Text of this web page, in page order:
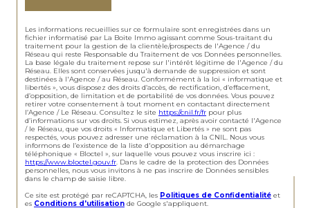
Les informations recueillies sur ce formulaire sont enregistrées dans un
fichier informatisé par La Boite Immo agissant comme Sous-traitant du
traitement pour la gestion de la clientèle/prospects de l'Agence / du
Réseau qui reste Responsable du Traitement de vos Données personnelles.
La base légale du traitement repose sur l'intérêt légitime de l'Agence / du
Réseau. Elles sont conservées jusqu'à demande de suppression et sont
destinées à l'Agence / au Réseau. Conformément à la loi « informatique et
libertés », vous disposez des droits d’accès, de rectification, d’effacement,
d’opposition, de limitation et de portabilité de vos données. Vous pouvez
retirer votre consentement à tout moment en contactant directement
l’Agence / Le Réseau. Consultez le site https://cnil.fr/fr pour plus
d’informations sur vos droits. Si vous estimez, après avoir contacté l'Agence
/ le Réseau, que vos droits « Informatique et Libertés » ne sont pas
respectés, vous pouvez adresser une réclamation à la CNIL. Nous vous
informons de l’existence de la liste d'opposition au démarchage
téléphonique « Bloctel », sur laquelle vous pouvez vous inscrire ici :
https://www.bloctel.gouv.fr . Dans le cadre de la protection des Données
personnelles, nous vous invitons à ne pas inscrire de Données sensibles
dans le champ de saisie libre.
Ce site est protégé par reCAPTCHA, les Politiques de Confidentialité et
es Conditions d'utilisation de Google s'appliquent.